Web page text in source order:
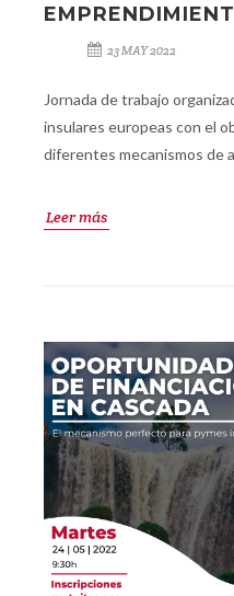
23 MAY 2022
Jornada de trabajo
insulares europeas con el
diferentes mecanismos de
Leer más